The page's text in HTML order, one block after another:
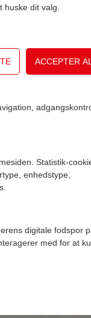
huske dit valg.
Statistik-
enhedstype,
digitale fodspor
med for at